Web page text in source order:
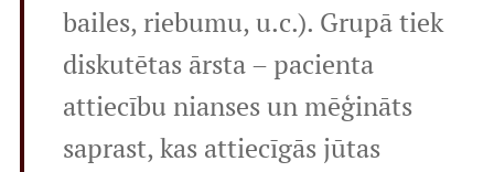
bailes, riebumu, u.c.). Grupā tiek
diskutētas ārsta – pacienta
attiecību nianses un mēģināts
saprast, kas attiecīgās jūtas